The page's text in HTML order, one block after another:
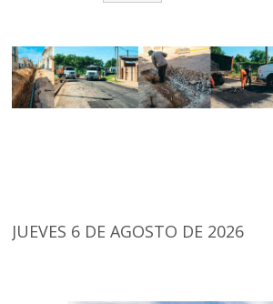
JUEVES 6 DE AGOSTO DE 2026